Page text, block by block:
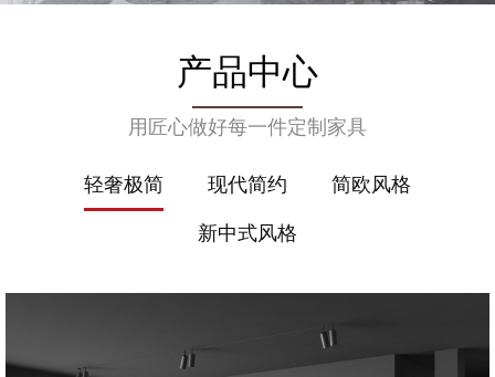
产品中心
用匠心做好每一件定制家具
轻奢极简 现代简约 简欧风格
新中式风格